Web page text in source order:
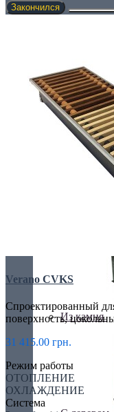
Retro
Из камня
Закончился
Verano CVKS
Спроектированный
поверхность,
31 415.00 грн.
Режим работы
ОТОПЛЕНИЕ
ОХЛАЖДЕНИЕ
Система